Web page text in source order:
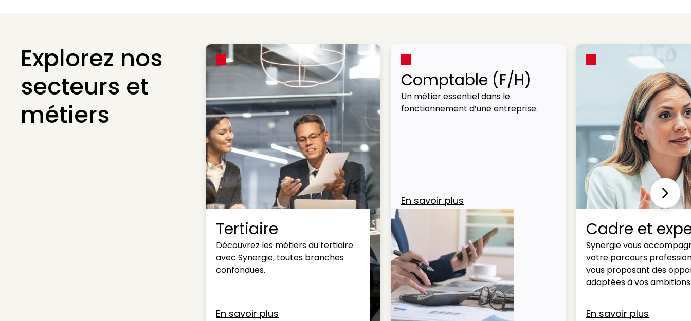
Explorez nos
secteurs et
métiers
Tertiaire
Découvrez les métiers du tertiaire
avec Synergie, toutes branches
confondues.
En savoir plus
Comptable (F/H)
Un métier essentiel dans le
fonctionnement d’une entreprise.
En savoir plus
Cadre et
Synergie vous
votre parcours
vous proposant des
adaptées à vos
En savoir plus
Next